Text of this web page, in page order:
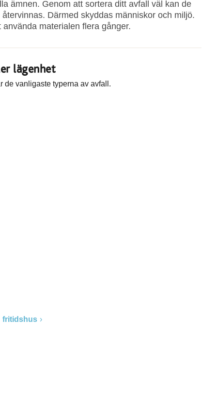
ämnen. Genom att sortera ditt avfall väl kan de
Därmed skyddas människor och miljö.
materialen flera gånger.
lägenhet
de vanligaste typerna av avfall.
fritidshus